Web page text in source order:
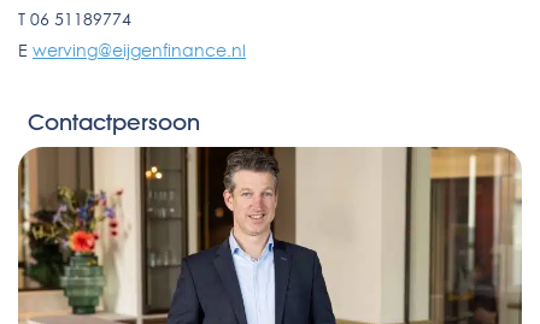
T 06 51189774
E werving@eijgenfinance.nl
Contactpersoon